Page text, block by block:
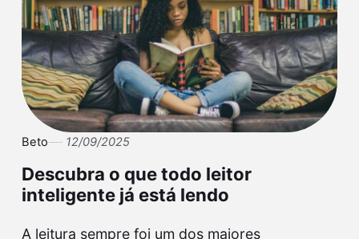
Beto 12/09/2025
Descubra o que todo leitor
inteligente já está lendo
A leitura sempre foi um dos maiores